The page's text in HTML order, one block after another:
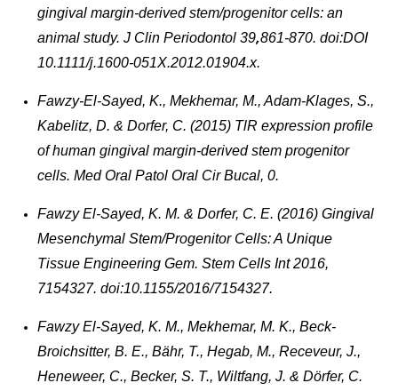
gingival margin-derived stem/progenitor cells: an
animal study. J Clin Periodontol 39,861-870. doi:DOI
10.1111/j.1600-051X.2012.01904.x.
Fawzy-El-Sayed, K., Mekhemar, M., Adam-Klages, S.,
Kabelitz, D. & Dorfer, C. (2015) TlR expression profile
of human gingival margin-derived stem progenitor
cells. Med Oral Patol Oral Cir Bucal, 0.
Fawzy El-Sayed, K. M. & Dorfer, C. E. (2016) Gingival
Mesenchymal Stem/Progenitor Cells: A Unique
Tissue Engineering Gem. Stem Cells Int 2016,
7154327. doi:10.1155/2016/7154327.
Fawzy El-Sayed, K. M., Mekhemar, M. K., Beck-
Broichsitter, B. E., Bähr, T., Hegab, M., Receveur, J.,
Heneweer, C., Becker, S. T., Wiltfang, J. & Dörfer, C.